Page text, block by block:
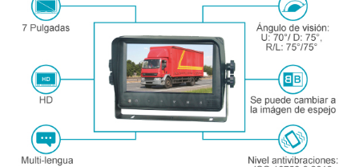
Número del modelo
Introdúzcase